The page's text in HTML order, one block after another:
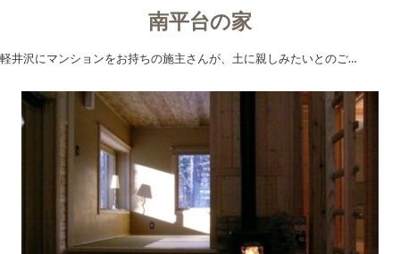
南平台の家
軽井沢にマンションをお持ちの施主さんが、土に親しみたいとのご…